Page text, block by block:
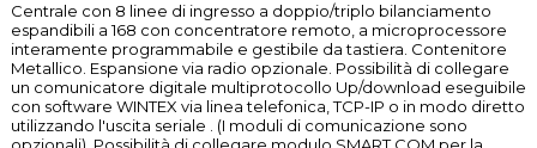
Centrale con 8 linee di ingresso a doppio/triplo bilanciamento
espandibili a 168 con concentratore remoto, a microprocessore
interamente programmabile e gestibile da tastiera. Contenitore
Metallico. Espansione via radio opzionale. Possibilità di collegare
un comunicatore digitale multiprotocollo Up/download eseguibile
con software WINTEX via linea telefonica, TCP-IP o in modo diretto
utilizzando l'uscita seriale . (I moduli di comunicazione sono